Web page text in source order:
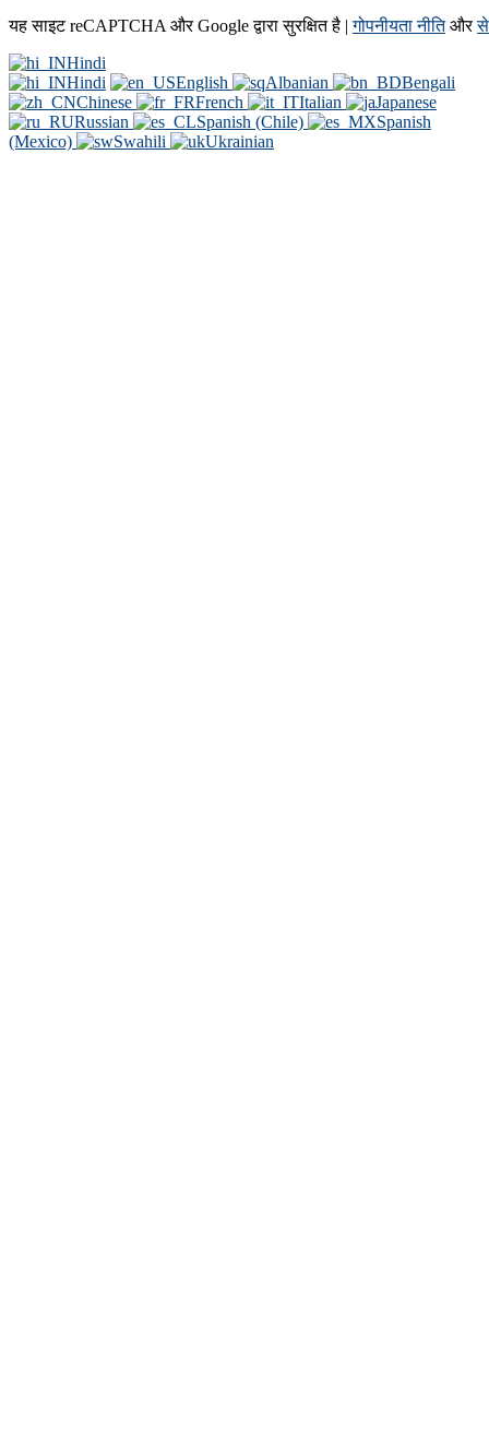
यह साइट reCAPTCHA और Google द्वारा सुरक्षित है |गोपनीयता नीतिऔर
Hindi
Hindi
English Albanian
Bengali
Chinese
French Italian
Japanese
Russian
Spanish (Chile)
Spanish
(Mexico)
Swahili Ukrainian